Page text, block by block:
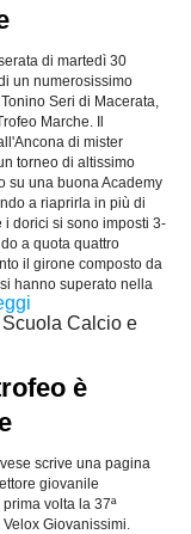
di martedì 30
un numerosissimo
Seri di Macerata,
Marche. Il
di mister
torneo di altissimo
su una buona Academy
a riaprirla in più di
dorici si sono imposti 3-
a quota quattro
il girone composto da
hanno superato nella
Calcio e
è
scrive una pagina
giovanile
volta la 37ª
Giovanissimi.